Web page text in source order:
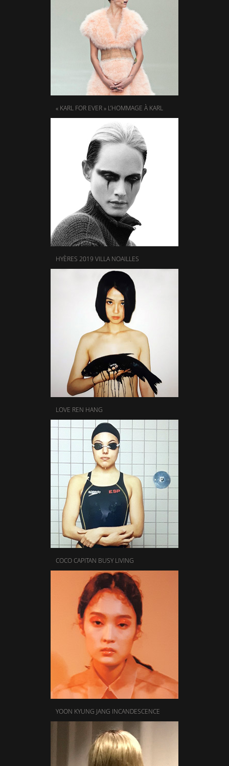
« KARL FOR EVER » L’HOMMAGE À KARL
HYÈRES 2019 VILLA NOAILLES
LOVE REN HANG
COCO CAPITAN BUSY LIVING
YOON KYUNG JANG INCANDESCENCE